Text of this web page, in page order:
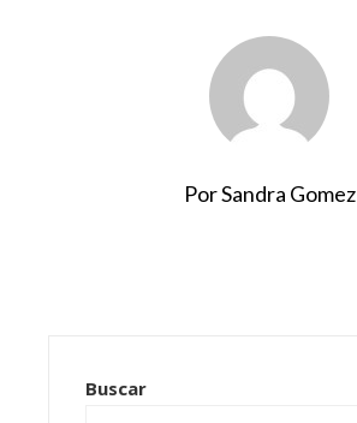
Por Sandra Gomez
Buscar